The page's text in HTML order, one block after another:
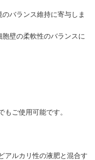
バランス維持に寄与しま
壁の柔軟性のバランスに
ご使用可能です。
アルカリ性の液肥と混合す